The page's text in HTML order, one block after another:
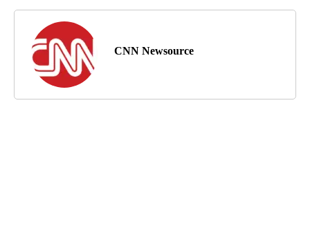
CNN Newsource